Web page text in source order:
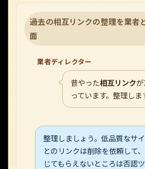
過去の相互リンクの整理を業者
面
業者ディレクター
昔やった相互リンク
っています。整理しま
整理しましょう。低品質なサ
とのリンクは削除を依頼して
じてもらえないところは否認